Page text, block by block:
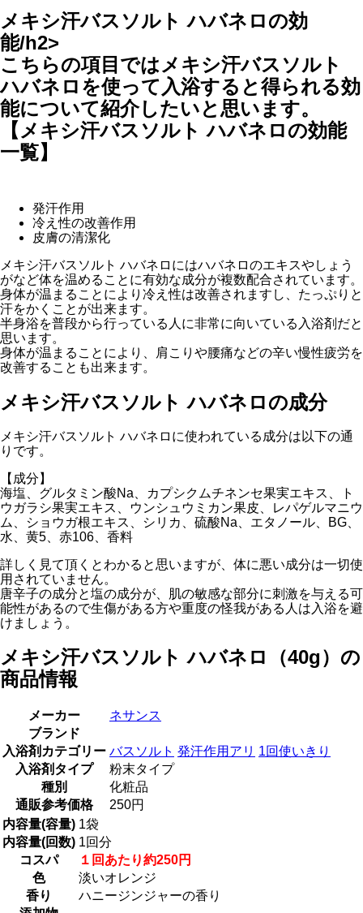
メキシ汗バスソルト ハバネロの効
能/h2>
こちらの項目ではメキシ汗バスソルト
ハバネロを使って入浴すると得られる効
能について紹介したいと思います。
【メキシ汗バスソルト ハバネロの効能
一覧】
発汗作用
冷え性の改善作用
皮膚の清潔化
メキシ汗バスソルト ハバネロにはハバネロのエキスやしょう
がなど体を温めることに有効な成分が複数配合されています。
身体が温まることにより冷え性は改善されますし、たっぷりと
汗をかくことが出来ます。
半身浴を普段から行っている人に非常に向いている入浴剤だと
思います。
身体が温まることにより、肩こりや腰痛などの辛い慢性疲労を
改善することも出来ます。
メキシ汗バスソルト ハバネロの成分
メキシ汗バスソルト ハバネロに使われている成分は以下の通
りです。
【成分】
海塩、グルタミン酸Na、カプシクムチネンセ果実エキス、ト
ウガラシ果実エキス、ウンシュウミカン果皮、レパゲルマニウ
ム、ショウガ根エキス、シリカ、硫酸Na、エタノール、BG、
水、黄5、赤106、香料
詳しく見て頂くとわかると思いますが、体に悪い成分は一切使
用されていません。
唐辛子の成分と塩の成分が、肌の敏感な部分に刺激を与える可
能性があるので生傷がある方や重度の怪我がある人は入浴を避
けましょう。
メキシ汗バスソルト ハバネロ（40g）の
商品情報
メーカー
ネサンス
ブランド
入浴剤カテゴリー バスソルト 発汗作用アリ 1回使いきり
入浴剤タイプ
粉末タイプ
種別
化粧品
通販参考価格
250円
内容量(容量) 1袋
内容量(回数) 1回分
コスパ
１回あたり約250円
色
淡いオレンジ
香り
ハニージンジャーの香り